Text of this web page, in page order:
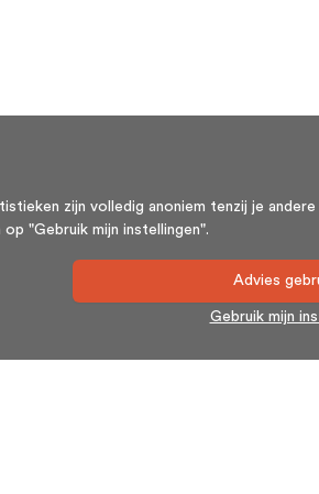
zijn volledig anoniem tenzij je
"Gebruik mijn instellingen".
Advies
Gebruik mijn